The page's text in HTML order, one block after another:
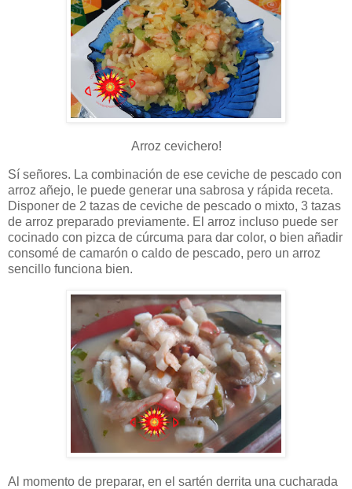
Arroz cevichero!
Sí señores. La combinación de ese ceviche de pescado con
arroz añejo, le puede generar una sabrosa y rápida receta.
Disponer de 2 tazas de ceviche de pescado o mixto, 3 tazas
de arroz preparado previamente. El arroz incluso puede ser
cocinado con pizca de cúrcuma para dar color, o bien añadir
consomé de camarón o caldo de pescado, pero un arroz
sencillo funciona bien.
Al momento de preparar, en el sartén derrita una cucharada